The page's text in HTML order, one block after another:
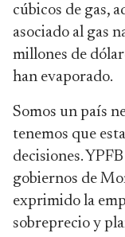
cúbicos de gas,
asociado al gas
millones de
han evaporado.
Somos un país
tenemos que
decisiones.
gobiernos de
exprimido la
sobreprecio y